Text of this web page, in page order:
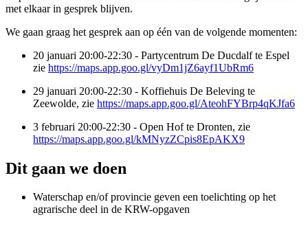
met elkaar in gesprek blijven.
We gaan graag het gesprek aan op één van de volgende momenten:
20 januari 20:00-22:30 - Partycentrum De Ducdalf te Espel
zie https://maps.app.goo.gl/vyDm1jZ6ayf1UbRm6
29 januari 20:00-22:30 - Koffiehuis De Beleving te
Zeewolde, zie https://maps.app.goo.gl/AteohFYBrp4qKJfa6
3 februari 20:00-22:30 - Open Hof te Dronten, zie
https://maps.app.goo.gl/kMNyzZCpis8EpAKX9
Dit gaan we doen
Waterschap en/of provincie geven een toelichting op het
agrarische deel in de KRW-opgaven